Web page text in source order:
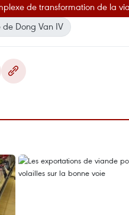
de transformation de la
de Dong Van IV